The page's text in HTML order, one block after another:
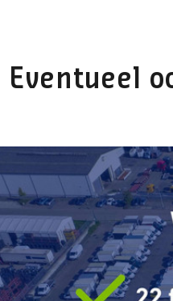
Eventueel